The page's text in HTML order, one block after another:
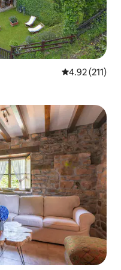
Calificación
4.92 (211)